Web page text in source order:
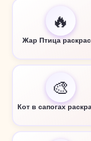
🔥
Жар Птица
🎨
Кот в сапогах